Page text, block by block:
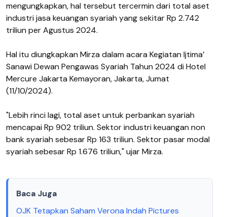
mengungkapkan, hal tersebut tercermin dari total aset
industri jasa keuangan syariah yang sekitar Rp 2.742
triliun per Agustus 2024.
Hal itu diungkapkan Mirza dalam acara Kegiatan Ijtima’
Sanawi Dewan Pengawas Syariah Tahun 2024 di Hotel
Mercure Jakarta Kemayoran, Jakarta, Jumat
(11/10/2024).
"Lebih rinci lagi, total aset untuk perbankan syariah
mencapai Rp 902 triliun. Sektor industri keuangan non
bank syariah sebesar Rp 163 triliun. Sektor pasar modal
syariah sebesar Rp 1.676 triliun," ujar Mirza.
Baca Juga
OJK Tetapkan Saham Verona Indah Pictures